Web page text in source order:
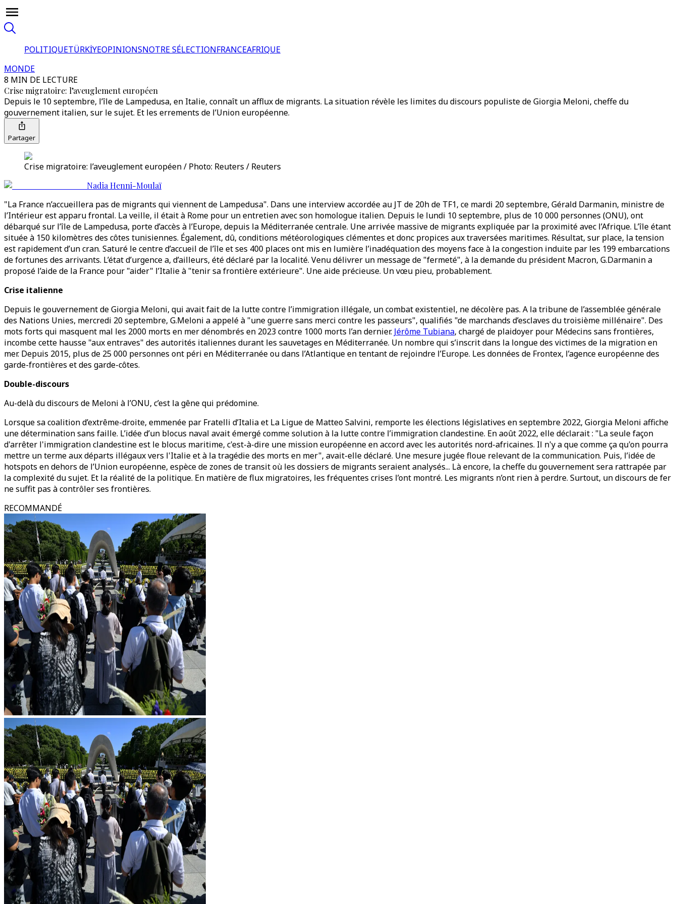
POLITIQUETÜRKİYEOPINIONSNOTRE SÉLECTIONFRANCEAFRIQUE
MONDE
8 MIN DE LECTURE
Crise migratoire: l’aveuglement européen
Depuis le 10 septembre, l’île de Lampedusa, en Italie, connaît un afflux de migrants. La situation révèle les limites du discours populiste de Giorgia Meloni, cheffe du
gouvernement italien, sur le sujet. Et les errements de l’Union européenne.
Partager
Crise migratoire: l’aveuglement européen / Photo: Reuters / Reuters
Nadia Henni-Moulaï
"La France n’accueillera pas de migrants qui viennent de Lampedusa". Dans une interview accordée au JT de 20h de TF1, ce mardi 20 septembre, Gérald Darmanin, ministre de
l’Intérieur est apparu frontal. La veille, il était à Rome pour un entretien avec son homologue italien. Depuis le lundi 10 septembre, plus de 10 000 personnes (ONU), ont
débarqué sur l’île de Lampedusa, porte d’accès à l’Europe, depuis la Méditerranée centrale. Une arrivée massive de migrants expliquée par la proximité avec l’Afrique. L’île étant
située à 150 kilomètres des côtes tunisiennes. Également, dû, conditions météorologiques clémentes et donc propices aux traversées maritimes. Résultat, sur place, la tension
est rapidement d’un cran. Saturé le centre d’accueil de l’île et ses 400 places ont mis en lumière l’inadéquation des moyens face à la congestion induite par les 199 embarcations
de fortunes des arrivants. L’état d’urgence a, d’ailleurs, été déclaré par la localité. Venu délivrer un message de "fermeté", à la demande du président Macron, G.Darmanin a
proposé l’aide de la France pour "aider" l’Italie à "tenir sa frontière extérieure". Une aide précieuse. Un vœu pieu, probablement.
Crise italienne
Depuis le gouvernement de Giorgia Meloni, qui avait fait de la lutte contre l’immigration illégale, un combat existentiel, ne décolère pas. A la tribune de l’assemblée générale
des Nations Unies, mercredi 20 septembre, G.Meloni a appelé à "une guerre sans merci contre les passeurs", qualifiés "de marchands d’esclaves du troisième millénaire". Des
mots forts qui masquent mal les 2000 morts en mer dénombrés en 2023 contre 1000 morts l’an dernier. Jérôme Tubiana, chargé de plaidoyer pour Médecins sans frontières,
incombe cette hausse "aux entraves" des autorités italiennes durant les sauvetages en Méditerranée. Un nombre qui s’inscrit dans la longue des victimes de la migration en
mer. Depuis 2015, plus de 25 000 personnes ont péri en Méditerranée ou dans l’Atlantique en tentant de rejoindre l’Europe. Les données de Frontex, l’agence européenne des
garde-frontières et des garde-côtes.
Double-discours
Au-delà du discours de Meloni à l’ONU, c’est la gêne qui prédomine.
Lorsque sa coalition d’extrême-droite, emmenée par Fratelli d’Italia et La Ligue de Matteo Salvini, remporte les élections législatives en septembre 2022, Giorgia Meloni affiche
une détermination sans faille. L’idée d’un blocus naval avait émergé comme solution à la lutte contre l’immigration clandestine. En août 2022, elle déclarait : "La seule façon
d'arrêter l'immigration clandestine est le blocus maritime, c'est-à-dire une mission européenne en accord avec les autorités nord-africaines. Il n'y a que comme ça qu'on pourra
mettre un terme aux départs illégaux vers l'Italie et à la tragédie des morts en mer", avait-elle déclaré. Une mesure jugée floue relevant de la communication. Puis, l’idée de
hotspots en dehors de l’Union européenne, espèce de zones de transit où les dossiers de migrants seraient analysés... Là encore, la cheffe du gouvernement sera rattrapée par
la complexité du sujet. Et la réalité de la politique. En matière de flux migratoires, les fréquentes crises l’ont montré. Les migrants n’ont rien à perdre. Surtout, un discours de fer
ne suffit pas à contrôler ses frontières.
RECOMMANDÉ